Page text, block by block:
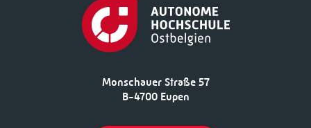
Monschauer Straße 57
B-4700 Eupen